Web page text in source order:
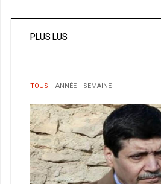
PLUS LUS
TOUS ANNÉE SEMAINE